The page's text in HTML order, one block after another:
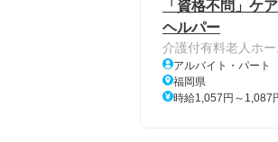
「資格不問」ケ
ヘルパー
介護付有料老人ホ
アルバイト・パート
福岡県
時給1,057円～1,087